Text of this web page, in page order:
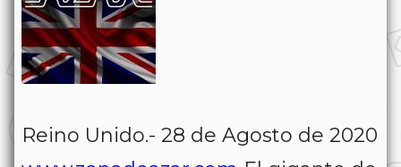
Reino Unido.- 28 de Agosto de 2020